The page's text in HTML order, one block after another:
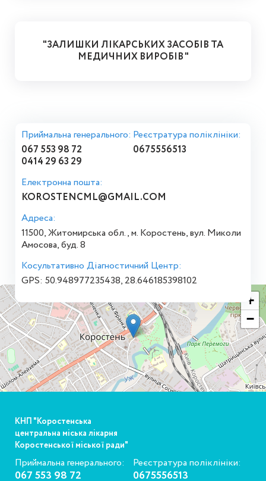
"ЗАЛИШКИ ЛІКАРСЬКИХ ЗАСОБІВ ТА
МЕДИЧНИХ ВИРОБІВ "
Приймальна генерального:
067 553 98 72
0414 29 63 29
Реєстратура поліклініки:
0675556513
Електронна пошта:
KOROSTENCML@GMAIL.COM
Адреса:
11500, Житомирська обл., м. Коростень, вул. Миколи
Амосова, буд. 8
Косультативно Діагностичний Центр:
GPS: 50.948977235438, 28.646185398102
+
−
КНП "Коростенська
центральна міська лікарня
Коростенської міської ради"
Приймальна генерального:
067 553 98 72
Реєстратура поліклініки:
0675556513